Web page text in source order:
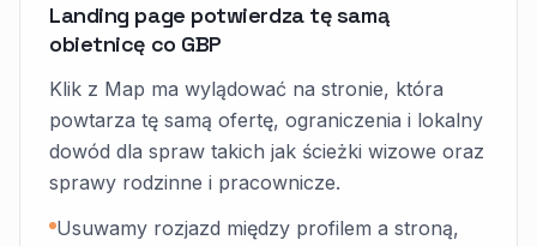
Landing page potwierdza tę samą
obietnicę co GBP
Klik z Map ma wylądować na stronie, która
powtarza tę samą ofertę, ograniczenia i lokalny
dowód dla spraw takich jak ścieżki wizowe oraz
sprawy rodzinne i pracownicze.
Usuwamy rozjazd między profilem a stroną,